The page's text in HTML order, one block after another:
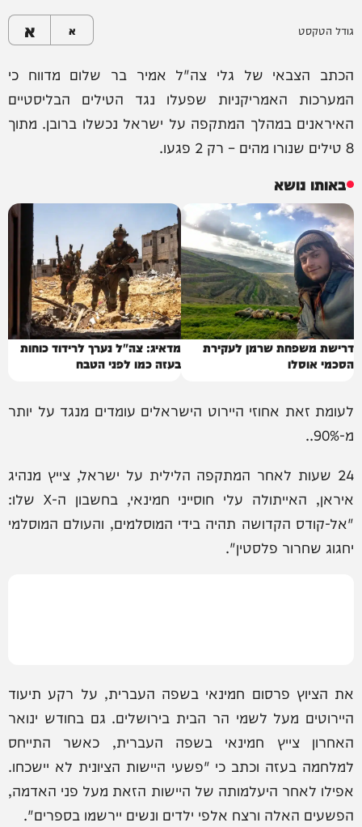
גודל הטקסט א א
הכתב הצבאי של גלי צה"ל אמיר בר שלום מדווח כי
המערכות האמריקניות שפעלו נגד הטילים הבליסטיים
האיראנים במהלך המתקפה על ישראל נכשלו ברובן. מתוך
8 טילים שנורו מהים – רק 2 פגעו.
באותו נושא
דרישת משפחת שרמן לעקירת
הסכמי אוסלו
מדאיג: צה"ל נערך לרידוד כוחות
בעזה כמו לפני הטבח
לעומת זאת אחוזי היירוט הישראלים עומדים מנגד על יותר
מ-90%..
24 שעות לאחר המתקפה הלילית על ישראל, צייץ מנהיג
איראן, האייתולה עלי חוסייני חמינאי, בחשבון ה-X שלו:
"אל-קודס הקדושה תהיה בידי המוסלמים, והעולם המוסלמי
יחגוג שחרור פלסטין".
את הציוץ פרסום חמינאי בשפה העברית, על רקע תיעוד
היירוטים מעל לשמי הר הבית בירושלים. גם בחודש ינואר
האחרון צייץ חמינאי בשפה העברית, כאשר התייחס
למלחמה בעזה וכתב כי "פשעי היישות הציונית לא יישכחו.
אפילו לאחר היעלמותה של היישות הזאת מעל פני האדמה,
הפשעים האלה ורצח אלפי ילדים ונשים יירשמו בספרים".